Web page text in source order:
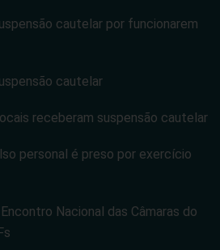
cautelar por funcionarem
cautelar
receberam suspensão cautelar
personal é preso por exercício
Nacional das Câmaras do